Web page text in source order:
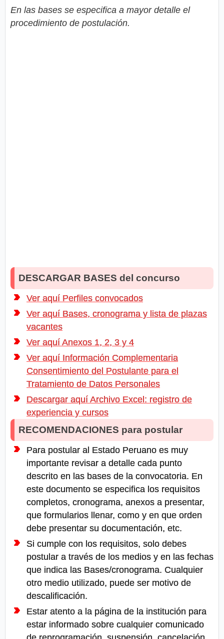
En las bases se especifica a mayor detalle el
procedimiento de postulación.
DESCARGAR BASES del concurso
Ver aquí Perfiles convocados
Ver aquí Bases, cronograma y lista de plazas
vacantes
Ver aquí Anexos 1, 2, 3 y 4
Ver aquí Información Complementaria
Consentimiento del Postulante para el
Tratamiento de Datos Personales
Descargar aquí Archivo Excel: registro de
experiencia y cursos
RECOMENDACIONES para postular
Para postular al Estado Peruano es muy
importante revisar a detalle cada punto
descrito en las bases de la convocatoria. En
este documento se especifica los requisitos
completos, cronograma, anexos a presentar,
que formularios llenar, como y en que orden
debe presentar su documentación, etc.
Si cumple con los requisitos, solo debes
postular a través de los medios y en las fechas
que indica las Bases/cronograma. Cualquier
otro medio utilizado, puede ser motivo de
descalificación.
Estar atento a la página de la institución para
estar informado sobre cualquier comunicado